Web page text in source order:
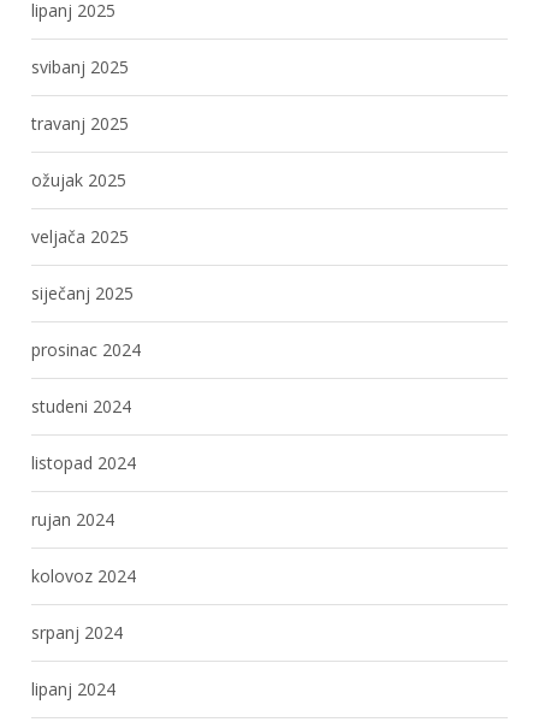
lipanj 2025
svibanj 2025
travanj 2025
ožujak 2025
veljača 2025
siječanj 2025
prosinac 2024
studeni 2024
listopad 2024
rujan 2024
kolovoz 2024
srpanj 2024
lipanj 2024